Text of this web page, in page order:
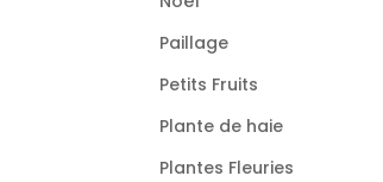
Paillage
Petits Fruits
Plante de haie
Plantes Fleuries